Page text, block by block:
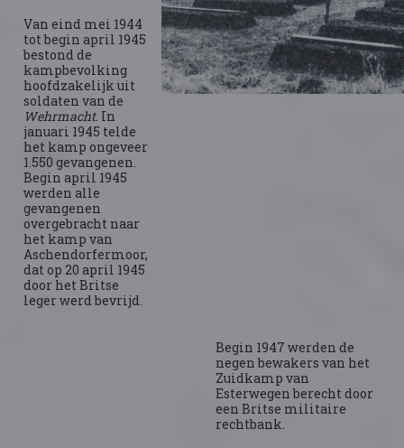
Van eind mei 1944
tot begin april 1945
bestond de
kampbevolking
hoofdzakelijk uit
soldaten van de
Wehrmacht. In
januari 1945 telde
het kamp ongeveer
1.550 gevangenen.
Begin april 1945
werden alle
gevangenen
overgebracht naar
het kamp van
Aschendorfermoor,
dat op 20 april 1945
door het Britse
leger werd bevrijd.
Begin 1947 werden de
negen bewakers van het
Zuidkamp van
Esterwegen berecht door
een Britse militaire
rechtbank.